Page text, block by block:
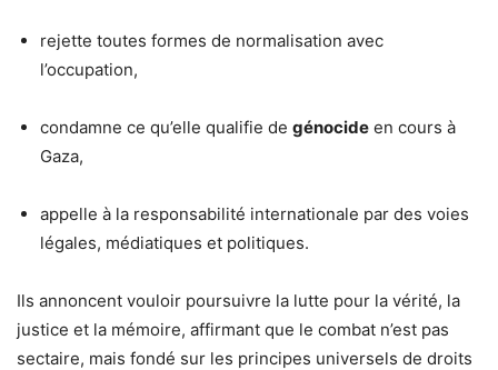
rejette toutes formes de normalisation avec
l’occupation,
condamne ce qu’elle qualifie de génocide en cours à
Gaza,
appelle à la responsabilité internationale par des voies
légales, médiatiques et politiques.
Ils annoncent vouloir poursuivre la lutte pour la vérité, la
justice et la mémoire, affirmant que le combat n’est pas
sectaire, mais fondé sur les principes universels de droits